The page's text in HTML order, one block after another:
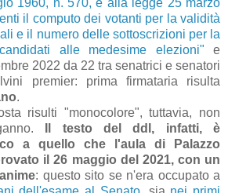
il computo dei votanti per la validità
e il numero delle sottoscrizioni per la
alle medesime elezioni" e
2022 da 22 tra senatrici e senatori
premier: prima firmataria risulta
.
risulti "monocolore", tuttavia, non
Il testo del ddl, infatti, è
a quello che l'aula di Palazzo
il 26 maggio del 2021, con un
: questo sito se n'era occupato a